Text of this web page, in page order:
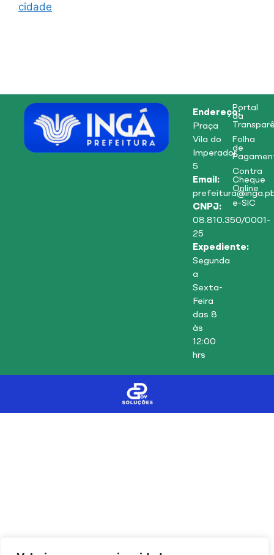
cidade
Endereço:
Praça
Vila do
Imperador,
5
Email:
CNPJ:
08.810.350/0001-
25
Expediente:
Segunda
a
Sexta-
Feira
das 8
às
12:00
hrs
Portal
da
Folha
de
Contra
Cheque
Online
e-SIC